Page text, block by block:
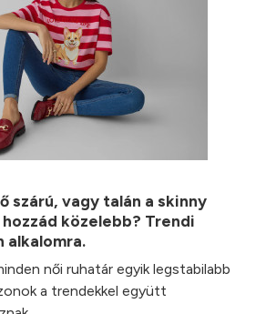
szárú, vagy talán a skinny
közelebb? Trendi
alkalomra.
női ruhatár egyik legstabilabb
a trendekkel együtt